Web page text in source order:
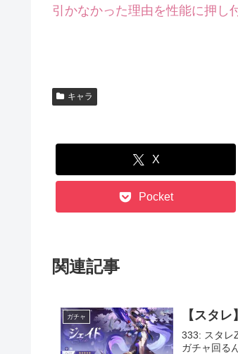
引かなかった理由を性能に押し
キャラ
X
Pocket
関連記事
ガチャ 【スタ
333: スタレ
ガチャ回る